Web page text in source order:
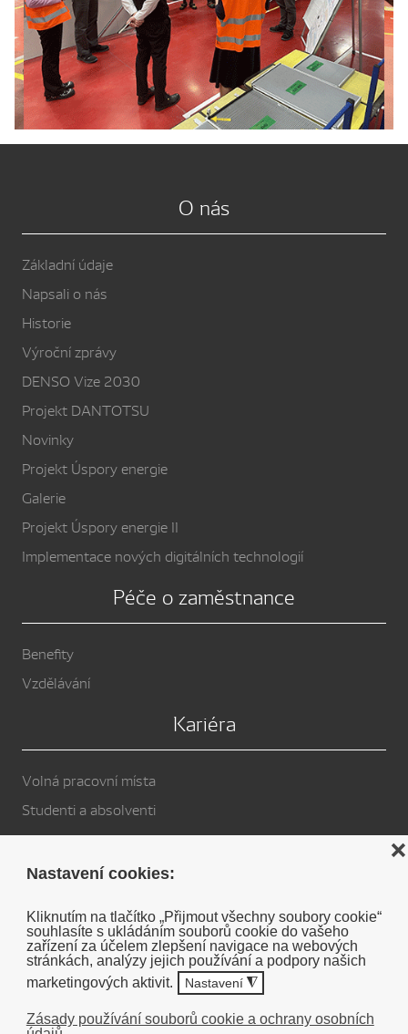
Nastavení cookies:
Kliknutím na tlačítko „Přijmout všechny soubory cookie“
souhlasíte s ukládáním souborů cookie do vašeho
zařízení za účelem zlepšení navigace na webových
stránkách, analýzy jejich používání a podpory našich
marketingových aktivit.
Nastavení ◮
Zásady používání souborů cookie a ochrany osobních
❌
O nás
Základní údaje
Napsali o nás
Historie
Výroční zprávy
DENSO Vize 2030
Projekt DANTOTSU
Novinky
Projekt Úspory energie
Galerie
Projekt Úspory energie II
Implementace nových digitálních technologií
Péče o zaměstnance
Benefity
Vzdělávání
Kariéra
Volná pracovní místa
Studenti a absolventi
Cookies
Soukromé prohlášení o vyloučení odpovědnosti DENSO